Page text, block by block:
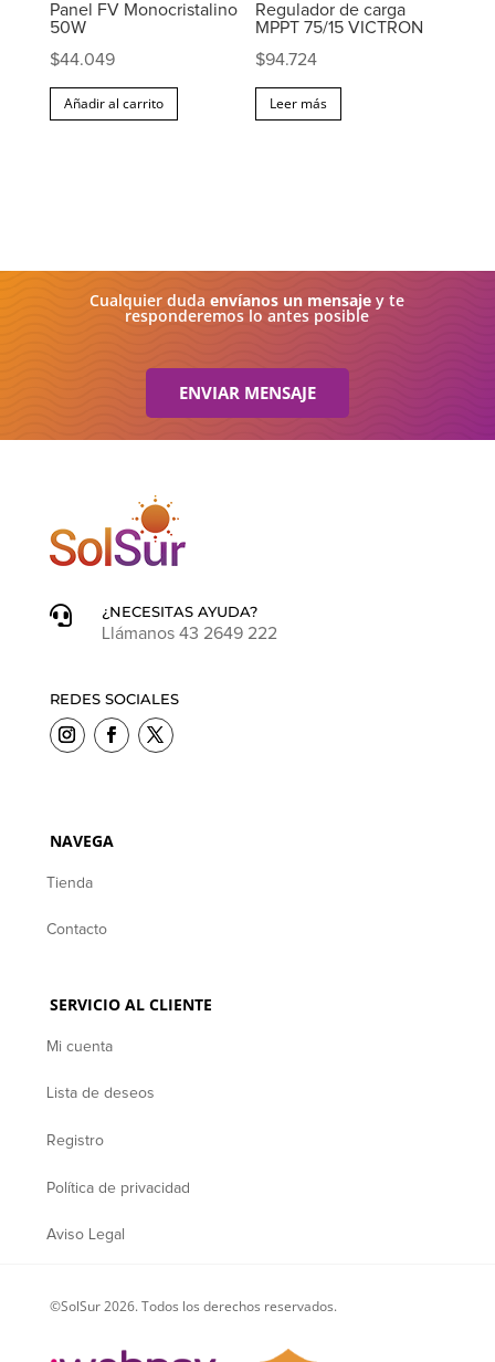
Panel FV Monocristalino
50W
$44.049
Añadir al carrito
Regulador de carga
MPPT 75/15 VICTRON
$94.724
Leer más
Cualquier dudaenvíanos un mensaje y te
responderemos lo antes posible
ENVIAR MENSAJE

¿NECESITAS AYUDA?
Llámanos 43 2649 222
REDES SOCIALES
NAVEGA
Tienda
Contacto
SERVICIO AL CLIENTE
Mi cuenta
Lista de deseos
Registro
Política de privacidad
Aviso Legal
©SolSur 2026. Todos los derechos reservados.